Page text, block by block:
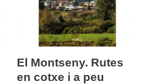
El Montseny. Rutes
en cotxe i a peu